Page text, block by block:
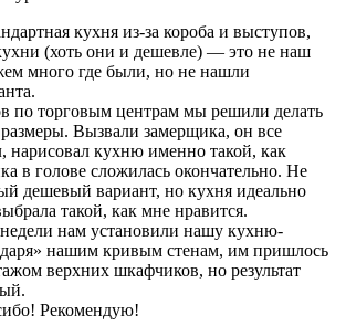
кухня из-за короба и выступов,
(хоть они и дешевле) — это не наш
много где были, но не нашли
по торговым центрам мы решили делать
Вызвали замерщика, он все
нарисовал кухню именно такой, как
в голове сложилась окончательно. Не
дешевый вариант, но кухня идеально
такой, как мне нравится.
нам установили нашу кухню-
нашим кривым стенам, им пришлось
верхних шкафчиков, но результат
Рекомендую!